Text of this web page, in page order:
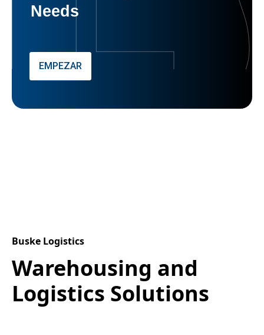
Needs
EMPEZAR
Buske Logistics
Warehousing and
Logistics Solutions